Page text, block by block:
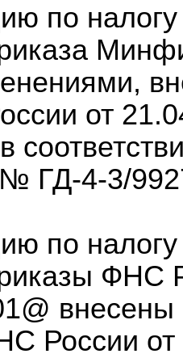
по
от
ГД-4-3/
по
ФНС
внесены
России